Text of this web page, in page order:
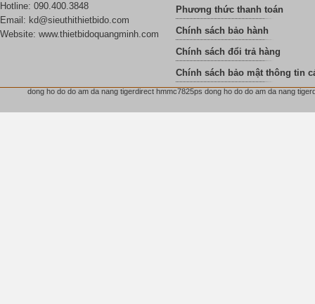
Hotline: 090.400.3848
Email: kd@sieuthithietbido.com
Website: www.thietbidoquangminh.com
Phương thức thanh toán
Chính sách bảo hành
Chính sách đổi trả hàng
Chính sách bảo mật thông tin
dong ho do do am da nang tigerdirect hmmc7825ps dong ho do do am da nang